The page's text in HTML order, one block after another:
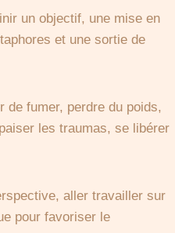
un objectif, une mise en
et une sortie de
de fumer, perdre du poids,
les traumas, se libérer
aller travailler sur
pour favoriser le